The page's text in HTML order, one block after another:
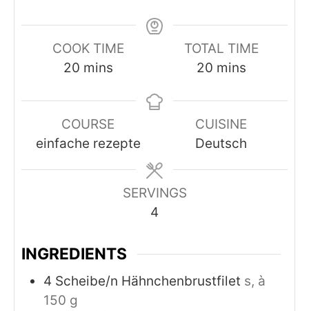
COOK TIME
20minutes
mins
TOTAL TIME
20minutes
mins
COURSE
einfache rezepte
CUISINE
Deutsch
SERVINGS
4
INGREDIENTS
4 Scheibe/n Hähnchenbrustfilet s, à
150 g